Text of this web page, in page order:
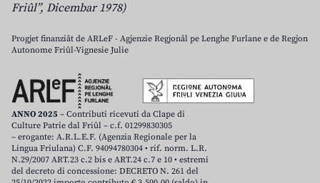
Friûl”, Dicembar 1978)
Progjet finanziât de ARLeF - Agjenzie Regjonâl pe Lenghe Furlane e de Regjon
Autonome Friûl-Vignesie Julie
ANNO 2025 – Contributi ricevuti da Clape di
Culture Patrie dal Friûl – c.f. 01299830305
– erogante: A.R.L.E.F. (Agenzia Regionale per la
Lingua Friulana) C.F. 94094780304 • rif. norm. L.R.
N.29/2007 ART.23 c.2 bis e ART.24 c.7 e 10 • estremi
del decreto di concessione: DECRETO N. 261 del